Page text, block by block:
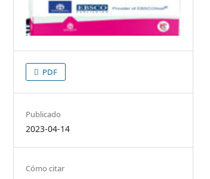
PDF
Publicado
2023-04-14
Cómo citar